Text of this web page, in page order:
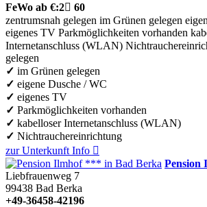
FeWo ab €:2 60
zentrumsnah gelegen im Grünen gelegen
eigenes TV Parkmöglichkeiten vorhanden
Internetanschluss (WLAN)
gelegen
✓ im Grünen gelegen
✓ eigene Dusche / WC
✓ eigenes TV
✓ Parkmöglichkeiten vorhanden
✓ kabelloser Internetanschluss (WLAN)
✓ Nichtrauchereinrichtung
zur Unterkunft Info 
Liebfrauenweg 7
99438 Bad Berka
+49-36458-42196